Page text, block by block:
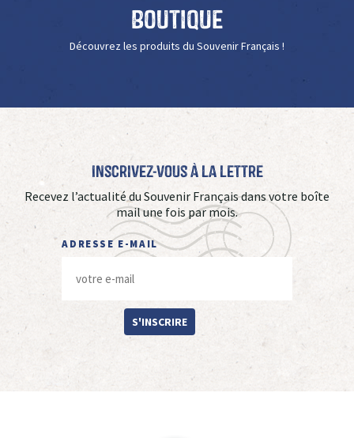
Boutique
Découvrez les produits du Souvenir Français !
Inscrivez-vous à La Lettre
Recevez l’actualité du Souvenir Français dans votre boîte
mail une fois par mois.
ADRESSE E-MAIL
S'INSCRIRE